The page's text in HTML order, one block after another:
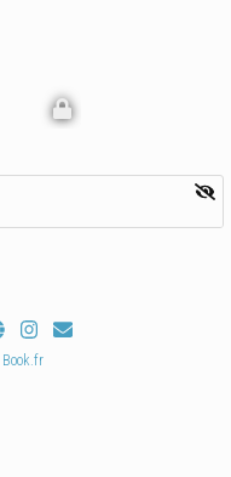
Book.fr